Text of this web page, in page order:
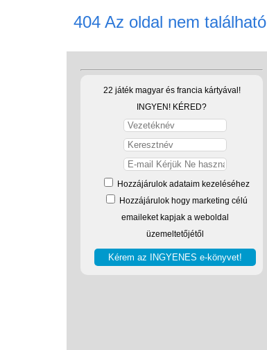
404 Az oldal nem található
22 játék magyar és francia kártyával!
INGYEN! KÉRED?
Hozzájárulok adataim kezeléséhez
Hozzájárulok hogy marketing célú
emaileket kapjak a weboldal
üzemeltetőjétől